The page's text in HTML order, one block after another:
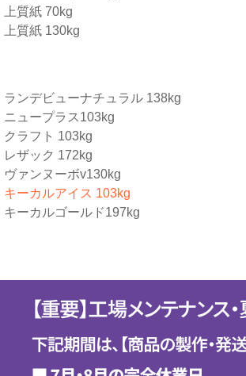
上質紙 70kg
上質紙 130kg
ランデビューナチュラル 138kg
ニュープラス103kg
クラフト 103kg
レザック 172kg
ヴァンヌーボv130kg
キーカルアイス 103kg
キーカルゴールド197kg